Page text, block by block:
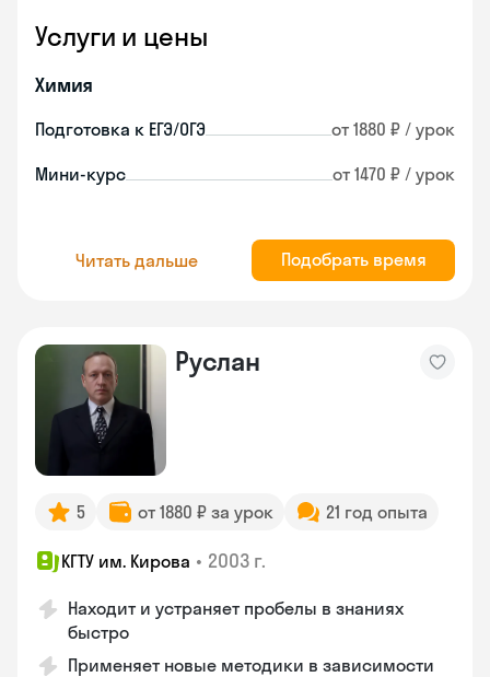
Услуги и цены
Химия
Подготовка к ЕГЭ/ОГЭ от 1880 ₽ / урок
Мини-курс от 1470 ₽ / урок
Читать дальше Подобрать время
Руслан
5 от 1880 ₽ за урок 21 год опыта
КГТУ им. Кирова • 2003 г.
Находит и устраняет пробелы в знаниях
быстро
Применяет новые методики в зависимости